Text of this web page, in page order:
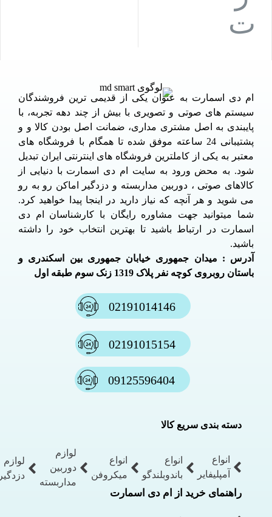
ام دی اسمارت به عنوان یکی از قدیمی ترین فروشندگان
سیستم های صوتی و تصویری با بیش از چند دهه تجربه، با
پایبندی به اصل مشتری مداری، ضمانت اصل بودن کالا و و
پشتیبانی 24 ساعته موفق شده تا همگام با فروشگاه های
معتبر به یکی از کاملترین فروشگاه های اینترنتی ایران تبدیل
شود. به محض ورود به سایت ام دی اسمارت با دنیایی از
کالاهای صوتی ، دوربین مداربسته و دزدگیر اماکن رو به رو
می شوید و هر آنچه که نیاز دارید در اینجا پیدا خواهید کرد.
شما میتوانید جهت مشاوره رایگان با کارشناسان ام دی
اسمارت در ارتباط باشید تا بهترین انتخاب خود را داشته
باشید.
آدرس : میدان جمهوری خیابان جمهوری بین اسکندری و
باستان روبروی کوچه نفر پلاک 1319 زنک سوم طبقه اول
02191014146
02191015154
09125596404
دسته بندی سریع کالا
انواع
آمپلیفایر
انواع
باندوبلندگو
انواع
میکروفن
لوازم
دوربین
مداربسته
لوازم
دزدگیر
راهنمای خرید از ام دی اسمارت